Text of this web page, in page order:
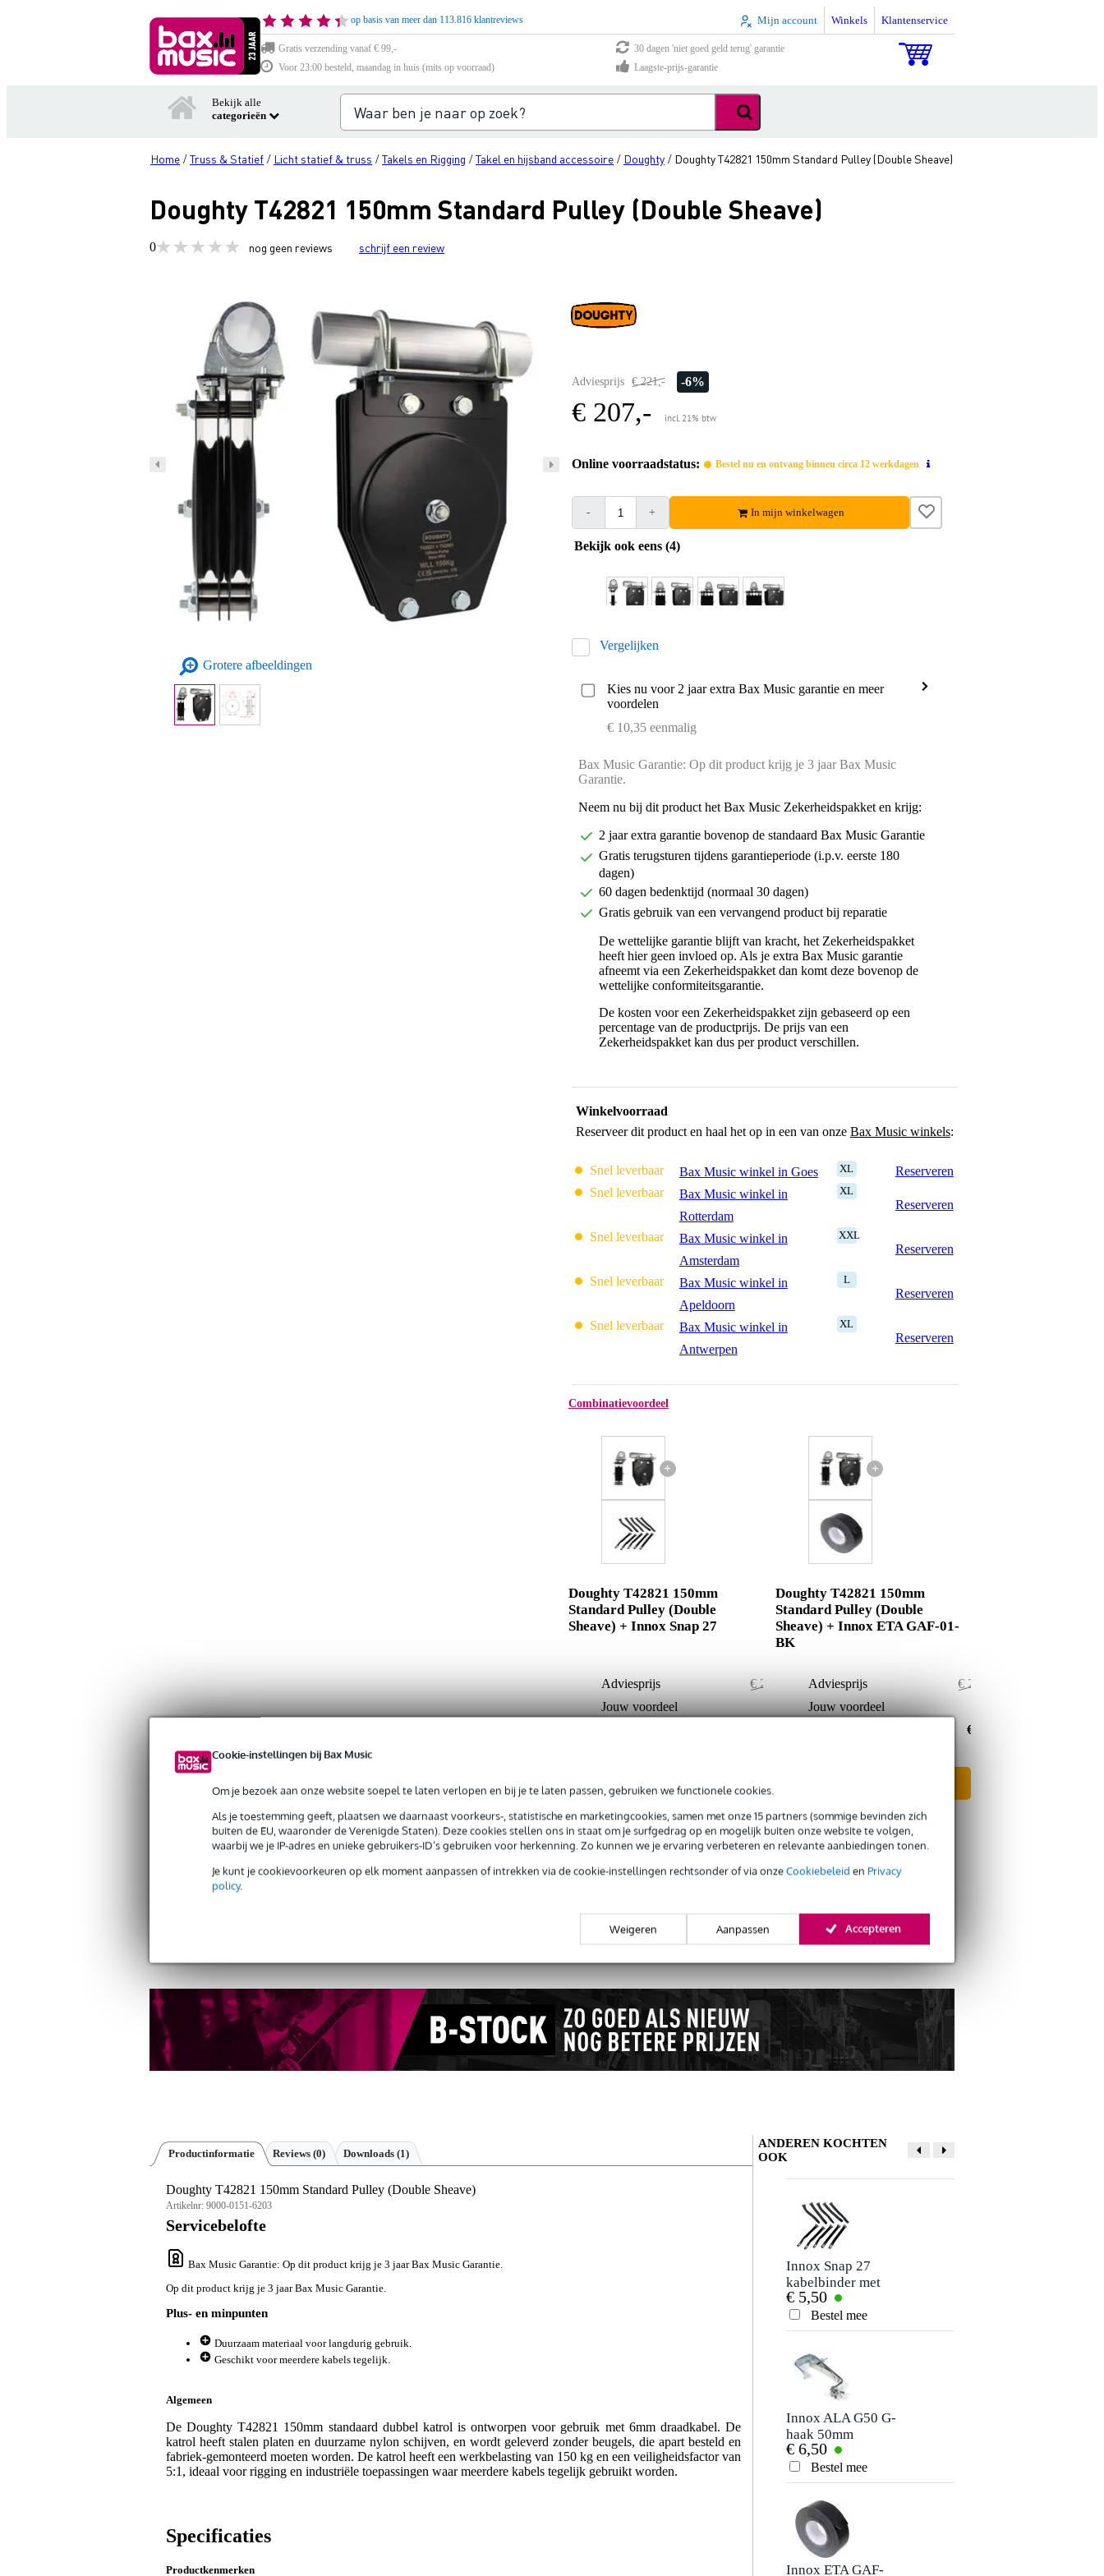
Cookie-instellingen bij Bax Music
Om je bezoek aan onze website soepel te laten verlopen en bij je te laten passen, gebruiken we functionele cookies.
Als je toestemming geeft, plaatsen we daarnaast voorkeurs-, statistische en marketingcookies, samen met onze 15 partners (sommige bevinden zich
buiten de EU, waaronder de Verenigde Staten). Deze cookies stellen ons in staat om je surfgedrag op en mogelijk buiten onze website te volgen,
waarbij we je IP-adres en unieke gebruikers-ID’s gebruiken voor herkenning. Zo kunnen we je ervaring verbeteren en relevante aanbiedingen tonen.
Je kunt je cookievoorkeuren op elk moment aanpassen of intrekken via de cookie-instellingen rechtsonder of via onzeCookiebeleid en Privacy
policy.
Weigeren Aanpassen Accepteren
op basis van meer dan 113.816 klantreviews Mijn account Winkels Klantenservice
Gratis verzending vanaf € 99,-
30 dagen 'niet goed geld terug' garantie
Voor 23:00 besteld, maandag in huis (mits op voorraad)
Laagste-prijs-garantie
Bekijk alle
categorieën
Home /Truss & Statief / Licht statief & truss /Takels en Rigging /Takel en hijsband accessoire / Doughty / Doughty T42821 150mm Standard Pulley (Double Sheave)
Doughty T42821 150mm Standard Pulley (Double Sheave)
0 nog geen reviews schrijf een review
Grotere afbeeldingen
Adviesprijs € 221,- -6%
€ 207,- incl. 21% btw
Online voorraadstatus: Bestel nu en ontvang binnen circa 12 werkdagen
- + In mijn winkelwagen
Bekijk ook eens (4)
Vergelijken
Kies nu voor 2 jaar extra Bax Music garantie en meer
voordelen
€ 10,35 eenmalig
Bax Music Garantie: Op dit product krijg je 3 jaar Bax Music
Garantie.
Neem nu bij dit product het Bax Music Zekerheidspakket en krijg:
2 jaar extra garantie bovenop de standaard Bax Music Garantie
Gratis terugsturen tijdens garantieperiode (i.p.v. eerste 180
dagen)
60 dagen bedenktijd (normaal 30 dagen)
Gratis gebruik van een vervangend product bij reparatie
De wettelijke garantie blijft van kracht, het Zekerheidspakket
heeft hier geen invloed op. Als je extra Bax Music garantie
afneemt via een Zekerheidspakket dan komt deze bovenop de
wettelijke conformiteitsgarantie.
De kosten voor een Zekerheidspakket zijn gebaseerd op een
percentage van de productprijs. De prijs van een
Zekerheidspakket kan dus per product verschillen.
Winkelvoorraad
Reserveer dit product en haal het op in een van onze Bax Music winkels:
Snel leverbaar Bax Music winkel in Goes XL
Reserveren
Snel leverbaar
Bax Music winkel in
Rotterdam
XL
Reserveren
Snel leverbaar
Bax Music winkel in
Amsterdam
XXL
Reserveren
Snel leverbaar
Bax Music winkel in
Apeldoorn
L
Reserveren
Snel leverbaar
Bax Music winkel in
Antwerpen
XL
Reserveren
Combinatievoordeel
+
Doughty T42821 150mm
Standard Pulley (Double
Sheave) + Innox Snap 27
Adviesprijs
€ 212,50
Jouw voordeel
€ 1,50
In mijn winkelwagen
+
Doughty T42821 150mm
Standard Pulley (Double
Sheave) + Innox ETA GAF-01-
BK
Adviesprijs
€ 216,50
Jouw voordeel
€ 215,-
Productinformatie
Laagste-prijs-garantie
Gratis CO2-neutrale verzending
Productinformatie Reviews (0) Downloads (1)
Doughty T42821 150mm Standard Pulley (Double Sheave)
Artikelnr: 9000-0151-6203
Servicebelofte
Bax Music Garantie: Op dit product krijg je 3 jaar Bax Music Garantie.
Op dit product krijg je 3 jaar Bax Music Garantie.
Plus- en minpunten
Duurzaam materiaal voor langdurig gebruik.
Geschikt voor meerdere kabels tegelijk.
Algemeen
De Doughty T42821 150mm standaard dubbel katrol is ontworpen voor gebruik met 6mm draadkabel. De
katrol heeft stalen platen en duurzame nylon schijven, en wordt geleverd zonder beugels, die apart besteld en
fabriek-gemonteerd moeten worden. De katrol heeft een werkbelasting van 150 kg en een veiligheidsfactor van
5:1, ideaal voor rigging en industriële toepassingen waar meerdere kabels tegelijk gebruikt worden.
Specificaties
Productkenmerken
Schrijf zelf een review
Je naam
Je beoordeling
Verstuur
Er zijn nog geen reviews voor dit product.
ANDEREN KOCHTEN
OOK
Innox Snap 27
kabelbinder met
klittenband smal
zwart (10 stuks)
€ 5,50
Bestel mee
Innox ALA G50 G-
haak 50mm
€ 6,50
Bestel mee
Innox ETA GAF-